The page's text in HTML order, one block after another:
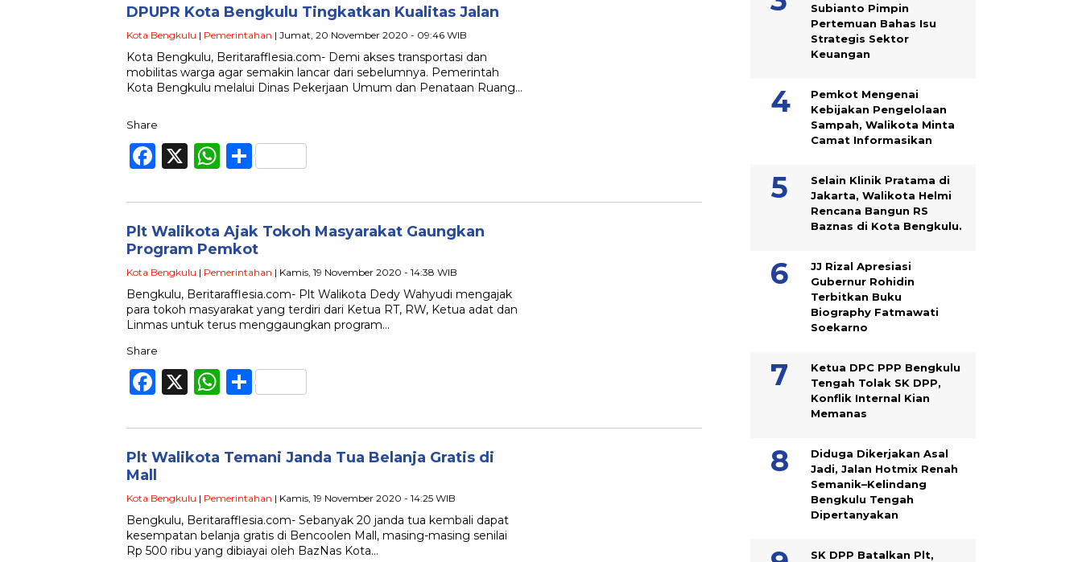
DPUPR Kota Bengkulu Tingkatkan Kualitas Jalan
Kota Bengkulu | Pemerintahan | Jumat, 20 November 2020 - 09:46 WIB
Kota Bengkulu, Beritarafflesia.com- Demi akses transportasi dan
mobilitas warga agar semakin lancar dari sebelumnya. Pemerintah
Kota Bengkulu melalui Dinas Pekerjaan Umum dan Penataan Ruang…
Share
Facebook
X WhatsApp
Share
Plt Walikota Ajak Tokoh Masyarakat Gaungkan
Program Pemkot
Kota Bengkulu | Pemerintahan | Kamis, 19 November 2020 - 14:38 WIB
Bengkulu, Beritarafflesia.com- Plt Walikota Dedy Wahyudi mengajak
para tokoh masyarakat yang terdiri dari Ketua RT, RW, Ketua adat dan
Linmas untuk terus menggaungkan program…
Share
Facebook
X WhatsApp
Share
Plt Walikota Temani Janda Tua Belanja Gratis di
Mall
Kota Bengkulu | Pemerintahan | Kamis, 19 November 2020 - 14:25 WIB
Bengkulu, Beritarafflesia.com- Sebanyak 20 janda tua kembali dapat
kesempatan belanja gratis di Bencoolen Mall, masing-masing senilai
Rp 500 ribu yang dibiayai oleh BazNas Kota…
Subianto Pimpin
Pertemuan Bahas Isu
Strategis Sektor
Keuangan
Pemkot Mengenai
Kebijakan Pengelolaan
Sampah, Walikota Minta
Camat Informasikan
Selain Klinik Pratama di
Jakarta, Walikota Helmi
Rencana Bangun RS
Baznas di Kota Bengkulu.
JJ Rizal Apresiasi
Gubernur Rohidin
Terbitkan Buku
Biography Fatmawati
Soekarno
Ketua DPC PPP Bengkulu
Tengah Tolak SK DPP,
Konflik Internal Kian
Memanas
Diduga Dikerjakan Asal
Jadi, Jalan Hotmix Renah
Semanik–Kelindang
Bengkulu Tengah
Dipertanyakan
SK DPP Batalkan Plt,